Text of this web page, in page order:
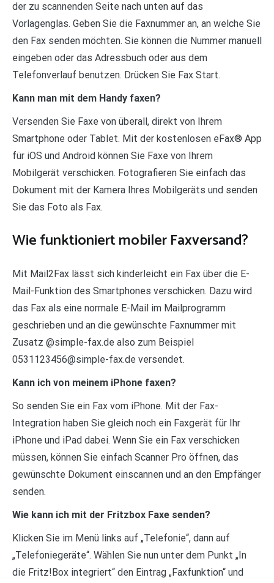
der zu scannenden Seite nach unten auf das
Vorlagenglas. Geben Sie die Faxnummer an, an welche Sie
den Fax senden möchten. Sie können die Nummer manuell
eingeben oder das Adressbuch oder aus dem
Telefonverlauf benutzen. Drücken Sie Fax Start.
Kann man mit dem Handy faxen?
Versenden Sie Faxe von überall, direkt von Ihrem
Smartphone oder Tablet. Mit der kostenlosen eFax® App
für iOS und Android können Sie Faxe von Ihrem
Mobilgerät verschicken. Fotografieren Sie einfach das
Dokument mit der Kamera Ihres Mobilgeräts und senden
Sie das Foto als Fax.
Wie funktioniert mobiler Faxversand?
Mit Mail2Fax lässt sich kinderleicht ein Fax über die E-
Mail-Funktion des Smartphones verschicken. Dazu wird
das Fax als eine normale E-Mail im Mailprogramm
geschrieben und an die gewünschte Faxnummer mit
Zusatz @simple-fax.de also zum Beispiel
0531123456@simple-fax.de versendet.
Kann ich von meinem iPhone faxen?
So senden Sie ein Fax vom iPhone. Mit der Fax-
Integration haben Sie gleich noch ein Faxgerät für Ihr
iPhone und iPad dabei. Wenn Sie ein Fax verschicken
müssen, können Sie einfach Scanner Pro öffnen, das
gewünschte Dokument einscannen und an den Empfänger
senden.
Wie kann ich mit der Fritzbox Faxe senden?
Klicken Sie im Menü links auf „Telefonie“, dann auf
„Telefoniegeräte“. Wählen Sie nun unter dem Punkt „In
die Fritz!Box integriert“ den Eintrag „Faxfunktion“ und